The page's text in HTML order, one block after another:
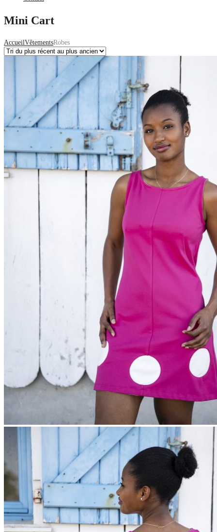
Mini Cart
AccueilVêtementsRobes